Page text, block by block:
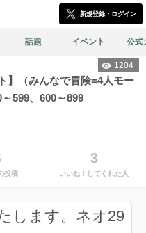
新規登録・ログイン
話題 イベント 公式
1204
】（みんなで冒険=4人モー
599、600～899
投稿
3
いいね！してくれた人
します。ネオ29